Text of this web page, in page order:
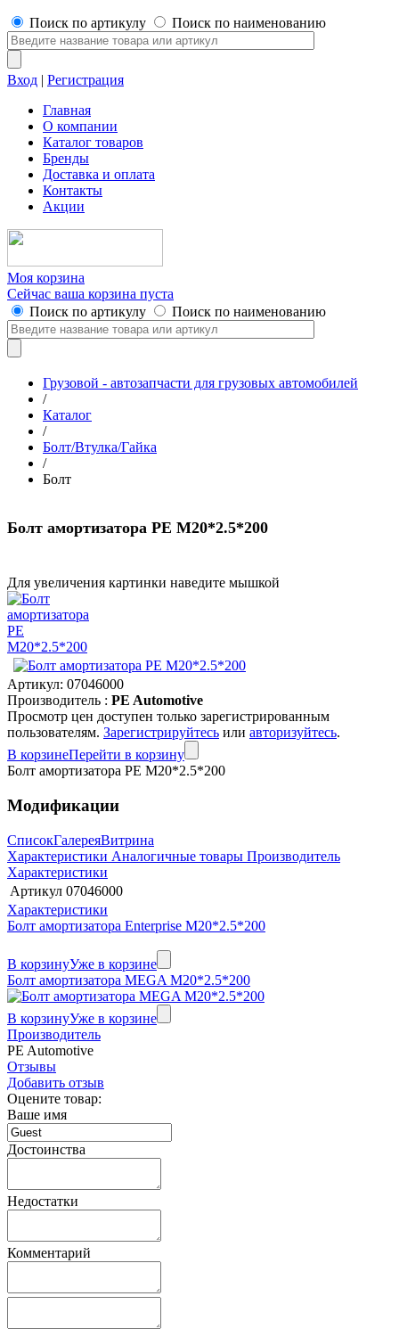
Поиск по артикулу Поиск по наименованию
Вход | Регистрация
Главная
О компании
Каталог товаров
Бренды
Доставка и оплата
Контакты
Акции
Моя корзина
Сейчас ваша корзина пуста
Поиск по артикулу
Поиск по наименованию
Грузовой - автозапчасти для грузовых автомобилей
/
Каталог
/
Болт/Втулка/Гайка
/
Болт
Болт амортизатора PE M20*2.5*200
Для увеличения картинки наведите мышкой
Артикул: 07046000
Производитель : PE Automotive
Просмотр цен доступен только зарегистрированным
пользователям. Зарегистрируйтесь или авторизуйтесь.
В корзинеПерейти в корзину
Болт амортизатора PE M20*2.5*200
Модификации
СписокГалереяВитрина
Характеристики Аналогичные товары Производитель
Характеристики
Артикул 07046000
Характеристики
Болт амортизатора Enterprise M20*2.5*200
В корзинуУже в корзине
Болт амортизатора MEGA M20*2.5*200
В корзинуУже в корзине
Производитель
PE Automotive
Отзывы
Добавить отзыв
Оцените товар:
Ваше имя
Достоинства
Недостатки
Комментарий